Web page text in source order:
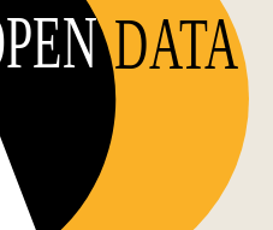
DATA